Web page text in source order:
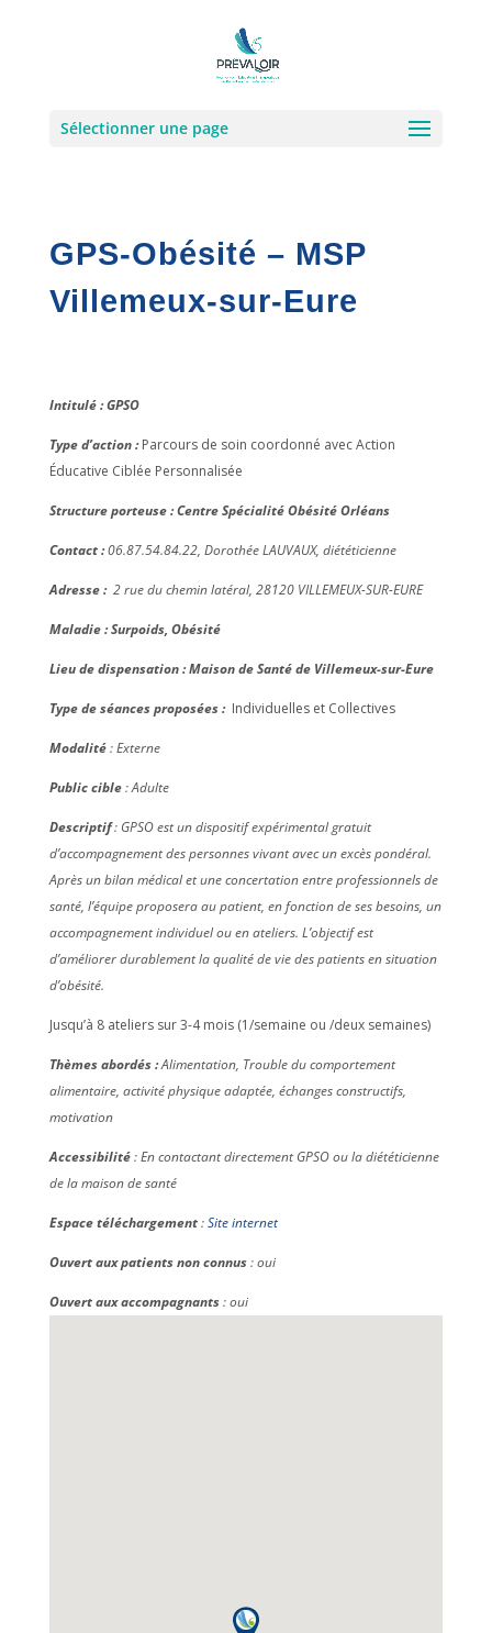
Sélectionner une page
GPS-Obésité – MSP
Villemeux-sur-Eure
Intitulé : GPSO
Type d’action :Parcours de soin coordonné avec Action
Éducative Ciblée Personnalisée
Structure porteuse : Centre Spécialité Obésité Orléans
Contact :06.87.54.84.22, Dorothée LAUVAUX, diététicienne
Adresse : 2 rue du chemin latéral, 28120 VILLEMEUX-SUR-EURE
Maladie : Surpoids, Obésité
Lieu de dispensation : Maison de Santé de Villemeux-sur-Eure
Type de séances proposées : Individuelles et Collectives
Modalité: Externe
Public cible: Adulte
Descriptif: GPSO est un dispositif expérimental gratuit
d’accompagnement des personnes vivant avec un excès pondéral.
Après un bilan médical et une concertation entre professionnels de
santé, l’équipe proposera au patient, en fonction de ses besoins, un
accompagnement individuel ou en ateliers. L’objectif est
d’améliorer durablement la qualité de vie des patients en situation
d’obésité.
Jusqu’à 8 ateliers sur 3-4 mois (1/semaine ou /deux semaines)
Thèmes abordés :Alimentation, Trouble du comportement
alimentaire, activité physique adaptée, échanges constructifs,
motivation
Accessibilité: En contactant directement GPSO ou la diététicienne
de la maison de santé
Espace téléchargement:Site internet
Ouvert aux patients non connus: oui
Ouvert aux accompagnants: oui